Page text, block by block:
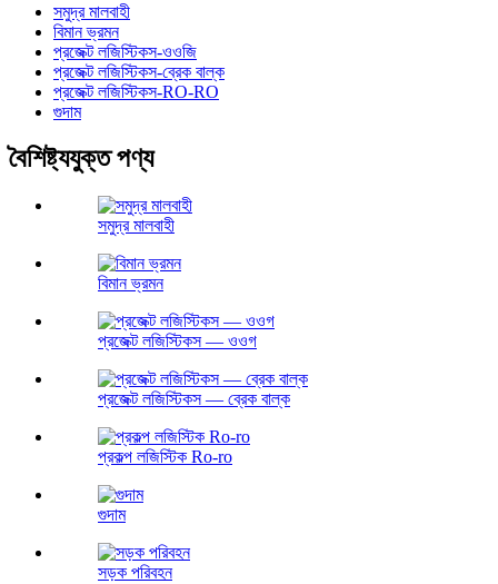
সমুদ্র মালবাহী
বিমান ভ্রমন
প্রজেক্ট লজিস্টিকস-ওওজি
প্রজেক্ট লজিস্টিকস-ব্রেক বাল্ক
প্রজেক্ট লজিস্টিকস-RO-RO
গুদাম
বৈশিষ্ট্যযুক্ত পণ্য
সমুদ্র মালবাহী
বিমান ভ্রমন
প্রজেক্ট লজিস্টিকস — ওওগ
প্রজেক্ট লজিস্টিকস — ব্রেক বাল্ক
প্রকল্প লজিস্টিক Ro-ro
গুদাম
সড়ক পরিবহন